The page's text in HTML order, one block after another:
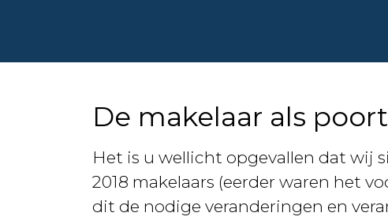
De makelaar als
Het is u wellicht opgevallen dat wij
2018 makelaars (eerder waren het
dit de nodige veranderingen en